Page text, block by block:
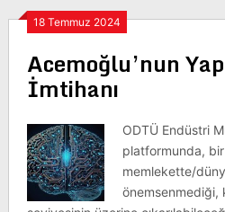
18 Temmuz 2024
Acemoğlu’nun
İmtihanı
ODTÜ Endüstri
platformunda,
memlekette/
önemsenmediği,